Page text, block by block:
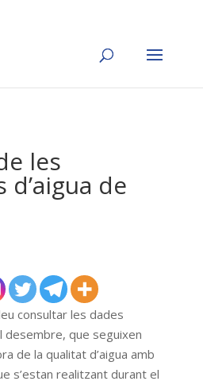
les
de
consultar les dades
desembre, que seguixen
de la qualitat d’aigua amb
s’estan realitzant durant el